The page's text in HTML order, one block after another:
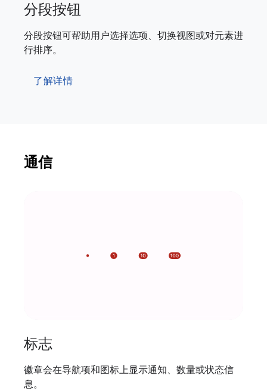
分段按钮
分段按钮可帮助用户选择选项、切换视图或对元素进
行排序。
了解详情
通信
标志
徽章会在导航项和图标上显示通知、数量或状态信
息。